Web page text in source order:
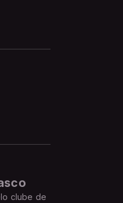
clube de